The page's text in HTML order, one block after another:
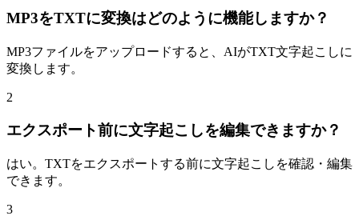
MP3をTXTに変換はどのように機能しますか？
MP3ファイルをアップロードすると、AIがTXT文字起こしに
変換します。
2
エクスポート前に文字起こしを編集できますか？
はい。TXTをエクスポートする前に文字起こしを確認・編集
できます。
3